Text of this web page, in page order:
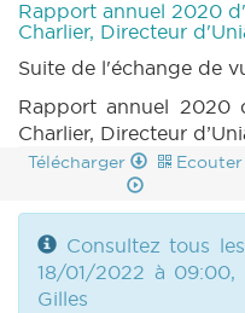
Rapport annuel 2020
Charlier, Directeur
Suite de l'échange de
Rapport annuel 2020
Charlier, Directeur
Télécharger Ecouter
Consultez tous
18/01/2022 à
Gilles